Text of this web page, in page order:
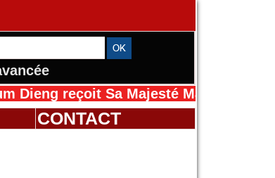
reçoit Sa Majesté Mansah Cissé au
CONTACT